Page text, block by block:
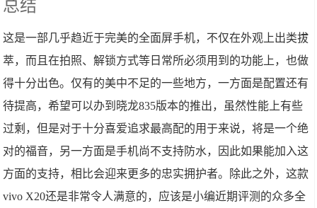
总结
这是一部几乎趋近于完美的全面屏手机，不仅在外观上出类拔
萃，而且在拍照、解锁方式等日常所必须用到的功能上，也做
得十分出色。仅有的美中不足的一些地方，一方面是配置还有
待提高，希望可以办到晓龙835版本的推出，虽然性能上有些
过剩，但是对于十分喜爱追求最高配的用于来说，将是一个绝
对的福音，另一方面是手机尚不支持防水，因此如果能加入这
方面的支持，相比会迎来更多的忠实拥护者。除此之外，这款
vivo X20还是非常令人满意的，应该是小编近期评测的众多全